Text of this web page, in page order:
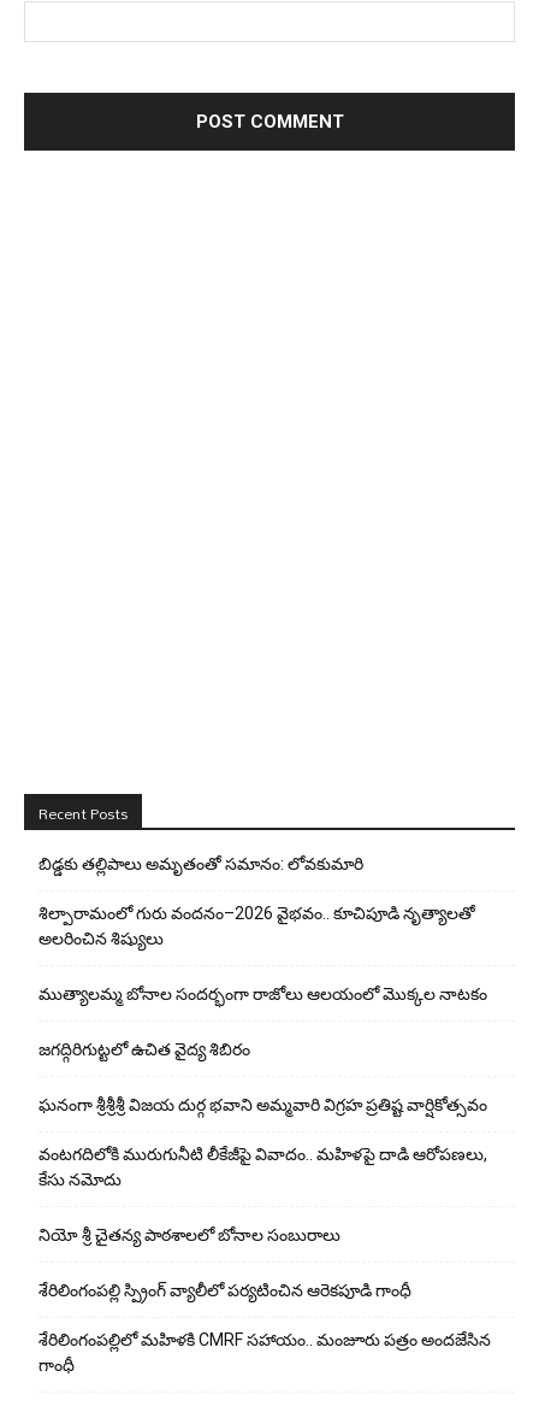
Recent Posts
బిడ్డ‌కు త‌ల్లిపాలు అమృతంతో స‌మానం: లోవ‌కుమారి
శిల్పారామంలో గురు వందనం–2026 వైభవం.. కూచిపూడి నృత్యాలతో
అలరించిన శిష్యులు
ముత్యాలమ్మ బోనాల సందర్భంగా రాజోలు ఆలయంలో మొక్కల నాటకం
జగద్గిరిగుట్టలో ఉచిత వైద్య శిబిరం
ఘనంగా శ్రీశ్రీశ్రీ విజయ దుర్గ భవాని అమ్మవారి విగ్రహ ప్రతిష్ట వార్షికోత్సవం
వంటగదిలోకి మురుగునీటి లీకేజీపై వివాదం.. మహిళపై దాడి ఆరోపణలు,
కేసు నమోదు
నియో శ్రీ చైతన్య పాఠశాలలో బోనాల సంబురాలు
శేరిలింగంపల్లి స్ప్రింగ్ వ్యాలీలో పర్యటించిన ఆరెకపూడి గాంధీ
శేరిలింగంపల్లిలో మ‌హిళ‌కి CMRF స‌హాయం.. మంజూరు పత్రం అందజేసిన
గాంధీ